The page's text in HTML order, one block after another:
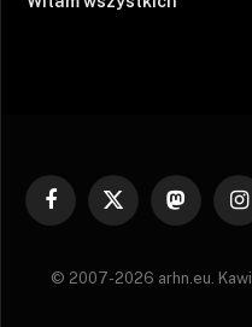
Facebook
X
Mastodon
© 2007-2026 arhn.eu.